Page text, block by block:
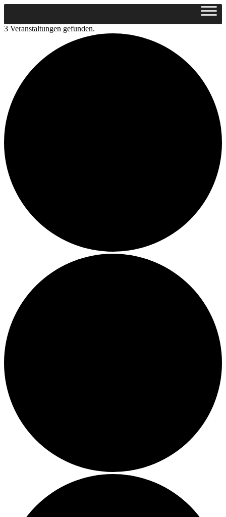
3 Veranstaltungen gefunden.